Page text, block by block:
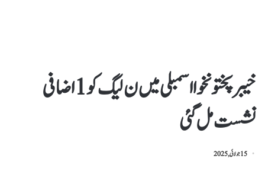
خیبرپختونخوا اسمبلی میں ن لیگ کو 1اضافی
نشست مل گئی
15 جولائی, 2025